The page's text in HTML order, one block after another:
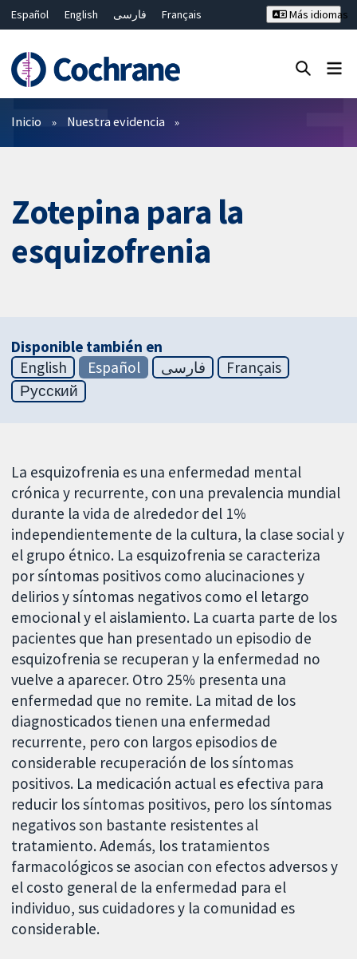
Español English فارسی
Français
Bahasa Malaysia
ไทย 繁體中文
Más idiomas
Filtros
Inicio Nuestra evidencia
Zotepina para la
esquizofrenia
Disponible también en
English
Español فارسی
Français
Русский
La esquizofrenia es una enfermedad mental
crónica y recurrente, con una prevalencia mundial
durante la vida de alrededor del 1%
independientemente de la cultura, la clase social y
el grupo étnico. La esquizofrenia se caracteriza
por síntomas positivos como alucinaciones y
delirios y síntomas negativos como el letargo
emocional y el aislamiento. La cuarta parte de los
pacientes que han presentado un episodio de
esquizofrenia se recuperan y la enfermedad no
vuelve a aparecer. Otro 25% presenta una
enfermedad que no remite. La mitad de los
diagnosticados tienen una enfermedad
recurrente, pero con largos episodios de
considerable recuperación de los síntomas
positivos. La medicación actual es efectiva para
reducir los síntomas positivos, pero los síntomas
negativos son bastante resistentes al
tratamiento. Además, los tratamientos
farmacológicos se asocian con efectos adversos y
el costo general de la enfermedad para el
individuo, sus cuidadores y la comunidad es
considerable.